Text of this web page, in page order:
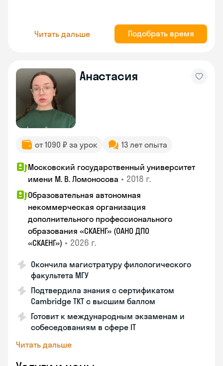
Читать дальше Подобрать время
Анастасия
от 1090 ₽ за урок 13 лет опыта
Московский государственный университет
имени М. В. Ломоносова • 2018 г.
Образовательная автономная
некоммерческая организация
дополнительного профессионального
образования «СКАЕНГ» (ОАНО ДПО
«СКАЕНГ») • 2026 г.
Окончила магистратуру филологического
факультета МГУ
Подтвердила знания с сертификатом
Cambridge TKT с высшим баллом
Готовит к международным экзаменам и
собеседованиям в сфере IT
Читать дальше